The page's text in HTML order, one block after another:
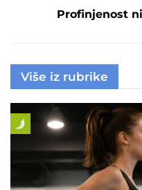
Profinjenost
Više iz rubrike